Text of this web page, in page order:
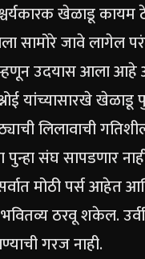
खेळाडू कायम
सामोरे जावे लागेल
म्हणून उदयास आला
यांच्यासारखे खेळाडू
लिलावाची
संघ सापडणार
मोठी पर्स आहेत
भवितव्य ठरवू शकेल.
गरज नाही.